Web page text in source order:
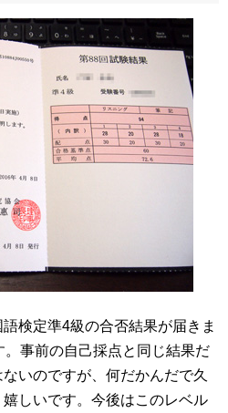
検定準4級の合否結果が届きま
。事前の自己採点と同じ結果だ
いのですが、何だかんだで久
しいです。今後はこのレベル